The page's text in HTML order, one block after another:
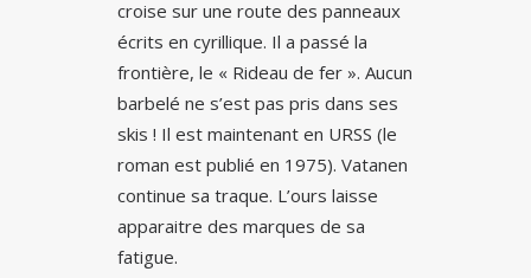
croise sur une route des panneaux
écrits en cyrillique. Il a passé la
frontière, le « Rideau de fer ». Aucun
barbelé ne s’est pas pris dans ses
skis ! Il est maintenant en URSS (le
roman est publié en 1975). Vatanen
continue sa traque. L’ours laisse
apparaitre des marques de sa
fatigue.